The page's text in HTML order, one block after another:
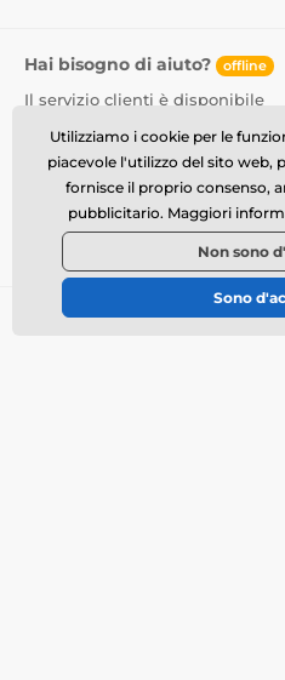
Hai bisogno di aiuto? offline
Il servizio clienti è disponibile
info@momanio.it
Dove ci puoi trovare
Italiano
Tutto sull’acquisto
Utilizziamo i cookie per le
piacevole l'utilizzo del sito web,
fornisce il proprio consenso,
pubblicitario. Maggiori
Non sono
Sono